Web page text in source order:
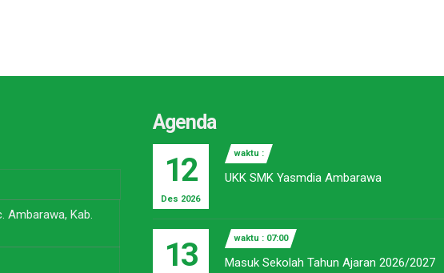
Ambarawa, Kab.
Agenda
12
Des 2026
waktu :
UKK SMK Yasmdia Ambarawa
13 waktu : 07:00
Masuk Sekolah Tahun Ajaran 2026/2027